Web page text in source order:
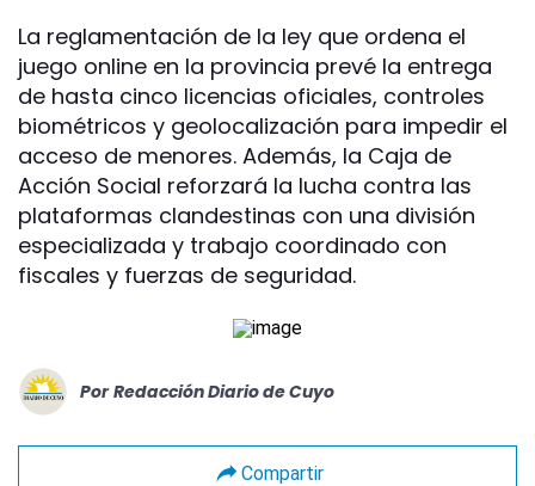
La reglamentación de la ley que ordena el
juego online en la provincia prevé la entrega
de hasta cinco licencias oficiales, controles
biométricos y geolocalización para impedir el
acceso de menores. Además, la Caja de
Acción Social reforzará la lucha contra las
plataformas clandestinas con una división
especializada y trabajo coordinado con
fiscales y fuerzas de seguridad.
Por Redacción Diario de Cuyo
Compartir